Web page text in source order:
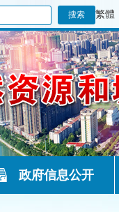
繁體
政府信息公开